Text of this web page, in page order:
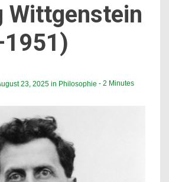
Wittgenstein
23, 2025in Philosophie - 2 Minutes